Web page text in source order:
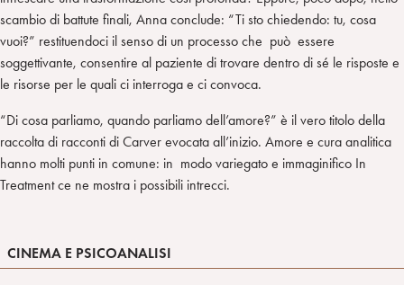
scambio di battute finali, Anna conclude: “Ti sto chiedendo: tu, cosa
vuoi?” restituendoci il senso di un processo che può essere
soggettivante, consentire al paziente di trovare dentro di sé le risposte e
le risorse per le quali ci interroga e ci convoca.
“Di cosa parliamo, quando parliamo dell’amore?” è il vero titolo della
raccolta di racconti di Carver evocata all’inizio. Amore e cura analitica
hanno molti punti in comune: in modo variegato e immaginifico In
Treatment ce ne mostra i possibili intrecci.
CINEMA E PSICOANALISI